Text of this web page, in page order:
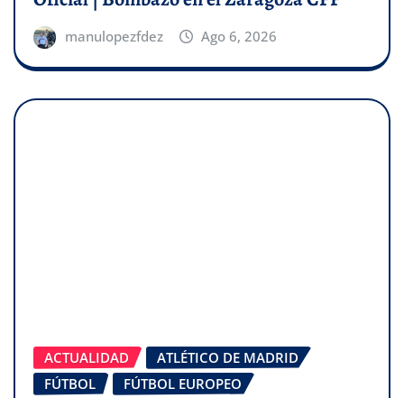
manulopezfdez Ago 6, 2026
ACTUALIDAD
ATLÉTICO DE MADRID
FÚTBOL
FÚTBOL EUROPEO